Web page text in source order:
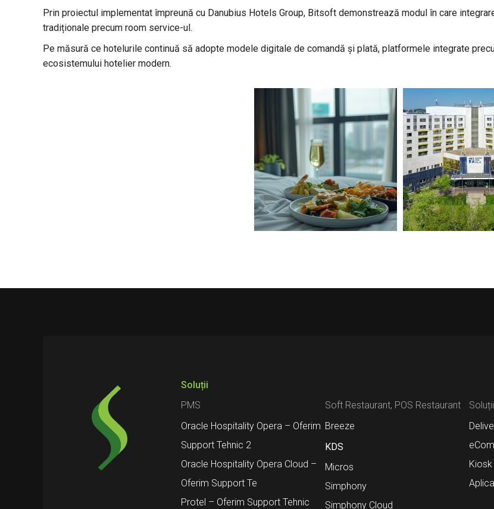
Prin proiectul implementat împreună cu Danubius Hotels Group, Bitsoft demonstrează modul în care
tradiționale precum room service-ul.
Pe măsură ce hotelurile continuă să adopte modele digitale de comandă și plată, platformele integrate
ecosistemului hotelier modern.
Soluții
PMS
Oracle Hospitality Opera – Oferim
Support Tehnic 2
Oracle Hospitality Opera Cloud –
Oferim Support Te
Protel – Oferim Support Tehnic
Soft Restaurant, POS Restaurant
Breeze
KDS
Micros
Simphony
Simphony Cloud
Kiosk